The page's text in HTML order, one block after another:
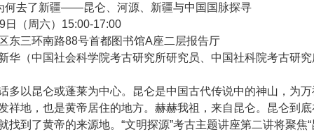
何去了新疆——昆仑、河源、新疆与中国国脉探寻
日（周六）15:00-17:00
东三环南路88号首都图书馆A座二层报告厅
华（中国社会科学院考古研究所研究员、中国社科院考古研
多以昆仑或蓬莱为中心。昆仑是中国古代传说中的神山，为
祥地，也是黄帝居住的地方。赫赫我祖，来自昆仑。昆仑到
找到了黄帝的来源地。“文明探源”考古主题讲座第二讲将聚焦“